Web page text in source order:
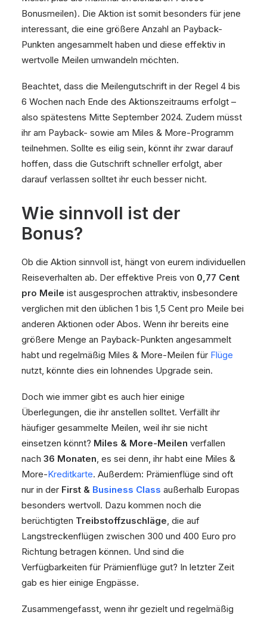
Bonusmeilen). Die Aktion ist somit besonders für jene
interessant, die eine größere Anzahl an Payback-
Punkten angesammelt haben und diese effektiv in
wertvolle Meilen umwandeln möchten.
Beachtet, dass die Meilengutschrift in der Regel 4 bis
6 Wochen nach Ende des Aktionszeitraums erfolgt –
also spätestens Mitte September 2024. Zudem müsst
ihr am Payback- sowie am Miles & More-Programm
teilnehmen. Sollte es eilig sein, könnt ihr zwar darauf
hoffen, dass die Gutschrift schneller erfolgt, aber
darauf verlassen solltet ihr euch besser nicht.
Wie sinnvoll ist der
Bonus?
Ob die Aktion sinnvoll ist, hängt von eurem individuellen
Reiseverhalten ab. Der effektive Preis von 0,77 Cent
pro Meile ist ausgesprochen attraktiv, insbesondere
verglichen mit den üblichen 1 bis 1,5 Cent pro Meile bei
anderen Aktionen oder Abos. Wenn ihr bereits eine
größere Menge an Payback-Punkten angesammelt
habt und regelmäßig Miles & More-Meilen für Flüge
nutzt, könnte dies ein lohnendes Upgrade sein.
Doch wie immer gibt es auch hier einige
Überlegungen, die ihr anstellen solltet. Verfällt ihr
häufiger gesammelte Meilen, weil ihr sie nicht
einsetzen könnt? Miles & More-Meilen verfallen
nach 36 Monaten, es sei denn, ihr habt eine Miles &
More-Kreditkarte. Außerdem: Prämienflüge sind oft
nur in der First & Business Class außerhalb Europas
besonders wertvoll. Dazu kommen noch die
berüchtigten Treibstoffzuschläge, die auf
Langstreckenflügen zwischen 300 und 400 Euro pro
Richtung betragen können. Und sind die
Verfügbarkeiten für Prämienflüge gut? In letzter Zeit
gab es hier einige Engpässe.
Zusammengefasst, wenn ihr gezielt und regelmäßig